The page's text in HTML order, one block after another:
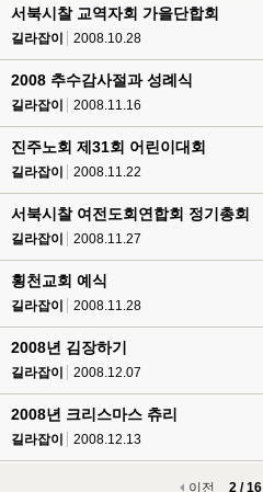
서북시찰 교역자회 가을단합회
길라잡이 2008.10.28
2008 추수감사절과 성례식
길라잡이 2008.11.16
진주노회 제31회 어린이대회
길라잡이 2008.11.22
서북시찰 여전도회연합회 정기총회
길라잡이 2008.11.27
횡천교회 예식
길라잡이 2008.11.28
2008년 김장하기
길라잡이 2008.12.07
2008년 크리스마스 츄리
길라잡이 2008.12.13
이전 2 / 16